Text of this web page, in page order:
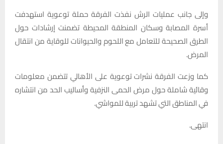
وإلى جانب عمليات الرش نفذت الفرقة حملة توعوية استهدفت
أسرة المصابة وسكان المنطقة المحيطة تضمنت إرشادات حول
الطرق الصحيحة للتعامل مع اللحوم والحيوانات للوقاية من انتقال
المرض.
كما وزعت الفرقة نشرات توعوية على الأهالي تتضمن معلومات
وقائية شاملة حول مرض الحمى النزفية وأساليب الحد من انتشاره
في المناطق التي تشهد تربية للمواشي.
انتهى.